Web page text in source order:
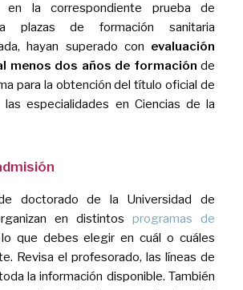
en la correspondiente prueba de
plazas de formación sanitaria
hayan superado con evaluación
menos dos años de formación de
para la obtención del título oficial de
las especialidades en Ciencias de la
doctorado de la Universidad de
en distintos programas de
que debes elegir en cuál o cuáles
Revisa el profesorado, las líneas de
la información disponible. También